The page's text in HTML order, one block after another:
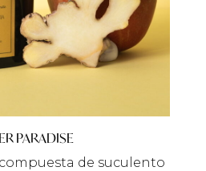
producto
PARADISE
de suculento